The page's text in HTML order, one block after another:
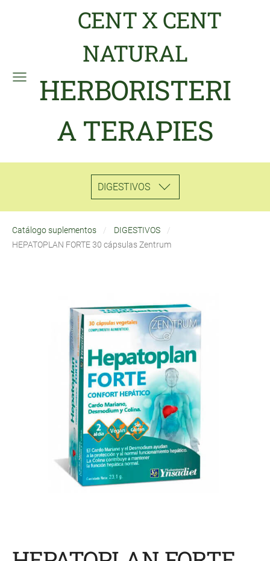
CENT X CENT
NATURAL
HERBORISTERI
A TERAPIES
DIGESTIVOS
Catálogo suplementos
DIGESTIVOS
HEPATOPLAN FORTE 30 cápsulas Zentrum